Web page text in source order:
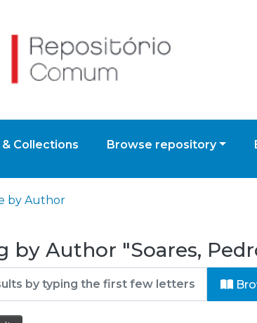
Collections Browse repository
by Author
by Author "Soares,